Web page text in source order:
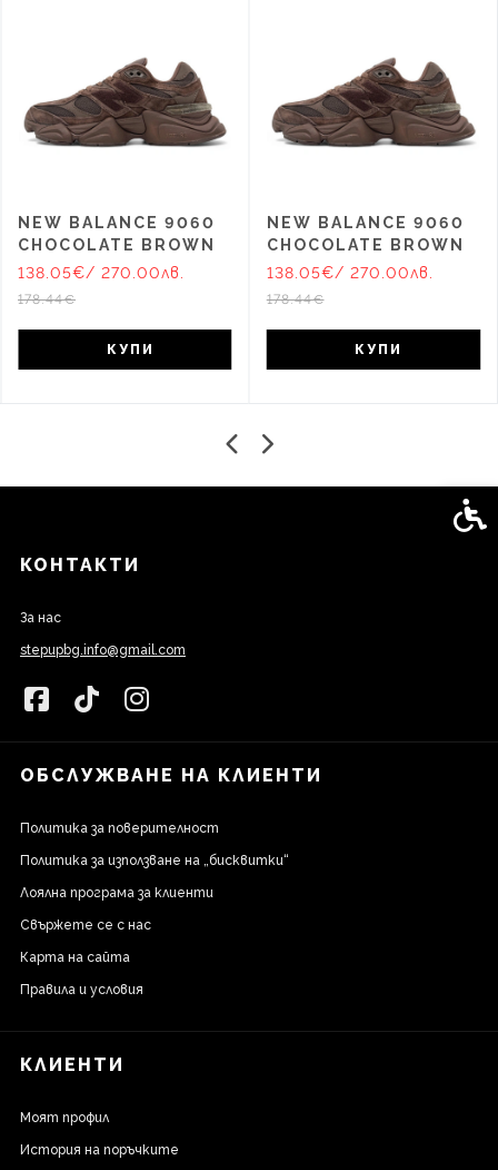
NEW BALANCE 9060
CHOCOLATE BROWN
138.05€/ 270.00лв.
178.44€
КУПИ
NEW BALANCE 9060
CHOCOLATE BROWN
138.05€/ 270.00лв.
178.44€
КУПИ
КОНТАКТИ
За нас
stepupbg.info@gmail.com
ОБСЛУЖВАНЕ НА КЛИЕНТИ
Политика за поверителност
Политика за използване на „бисквитки“
Лоялна програма за клиенти
Свържете се с нас
Карта на сайта
Правила и условия
КЛИЕНТИ
Моят профил
История на поръчките